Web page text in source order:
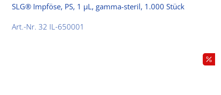
SLG® Impföse, PS, 1 µL, gamma-steril, 1.000 Stück
Art.-Nr. 32 IL-650001